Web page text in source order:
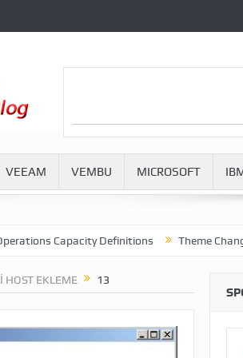
VEEAM VEMBU MICROSOFT
Capacity Definitions Theme Change in
HOST EKLEME 13